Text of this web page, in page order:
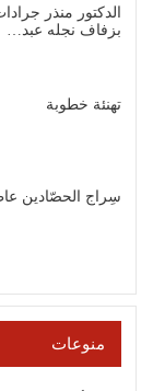
الدكتور منذر
بزفاف نجله عبد…
تهنئة خطوبة
سِراج الحصّادين
منوعات